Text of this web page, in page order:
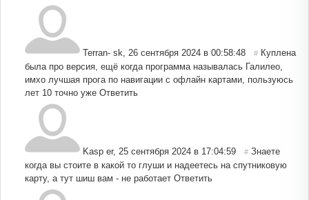
Terran- sk 26 сентября 2024 в 00:58:48 # Куплена
была про версия, ещё когда программа называлась Галилео,
имхо лучшая прога по навигации с офлайн картами, пользуюсь
лет 10 точно уже Ответить
Kasp er, 25 сентября 2024 в 17:04:59 # Знаете
когда вы стоите в какой то глуши и надеетесь на спутниковую
карту, а тут шиш вам - не работает Ответить